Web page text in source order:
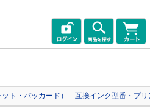
ット・パッカード） 互換インク型番・プリ